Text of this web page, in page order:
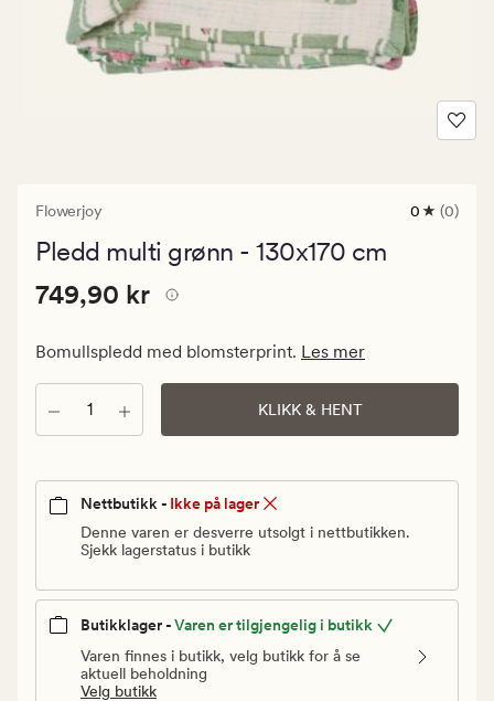
Flowerjoy
0
0 (0)
Pledd multi grønn - 130x170 cm
Pris
749,90
pris
749,90
Pris 749,90 kr
749,90 kr
Bomullspledd med blomsterprint. Les mer
Antall KLIKK & HENT
Nettbutikk - Ikke på lager
Denne varen er desverre utsolgt i nettbutikken.
Sjekk lagerstatus i butikk
Butikklager -Varen er tilgjengelig i butikk
Varen finnes i butikk, velg butikk for å se
aktuell beholdning
Velg butikk